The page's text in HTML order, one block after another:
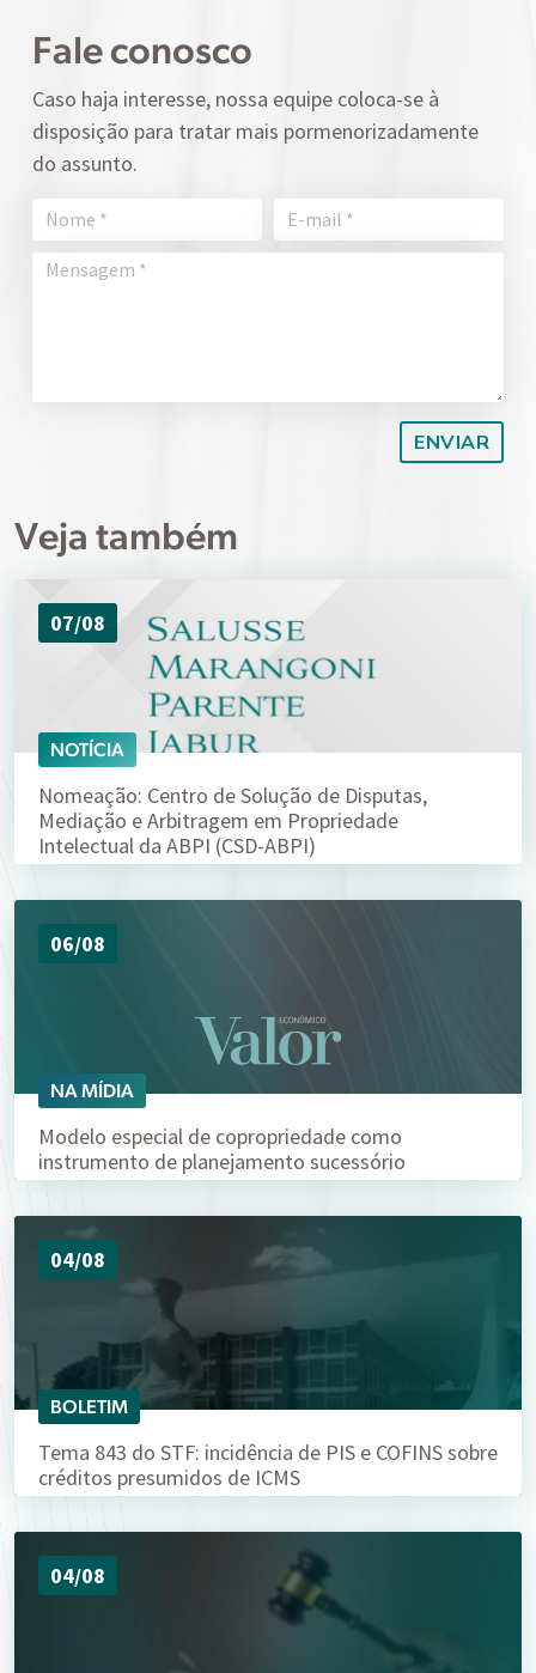
Fale conosco
Caso haja interesse, nossa equipe coloca-se à
disposição para tratar mais pormenorizadamente
do assunto.
Veja também
07/08
NOTÍCIA
Nomeação: Centro de Solução de Disputas,
Mediação e Arbitragem em Propriedade
Intelectual da ABPI (CSD-ABPI)
06/08
NA MÍDIA
Modelo especial de copropriedade como
instrumento de planejamento sucessório
04/08
BOLETIM
Tema 843 do STF: incidência de PIS e COFINS sobre
créditos presumidos de ICMS
04/08